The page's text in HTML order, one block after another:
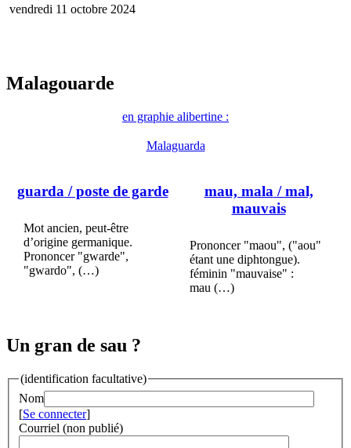
vendredi 11 octobre 2024
Malagouarde
en graphie alibertine :
Malaguarda
guarda / poste de garde
Mot ancien, peut-être
d’origine germanique.
Prononcer "gwarde",
"gwardo", (…)
mau, mala / mal,
mauvais
Prononcer "maou", ("aou"
étant une diphtongue).
féminin "mauvaise" :
mau (…)
Un gran de sau ?
(identification facultative)
Nom
[Se connecter]
Courriel (non publié)